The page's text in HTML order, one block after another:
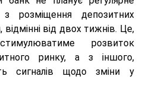
з розміщення депозитних
відмінні від двох тижнів. Це,
розвиток
ринку, а з іншого,
сигналів щодо зміни у